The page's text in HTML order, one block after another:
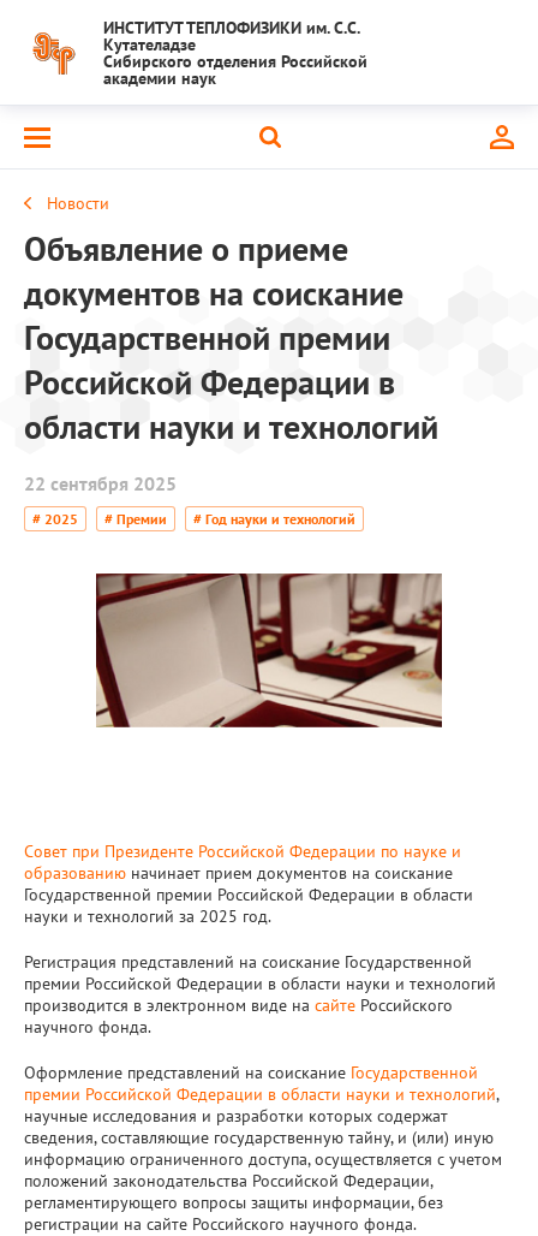
ИНСТИТУТ ТЕПЛОФИЗИКИ им. С.С.
Кутателадзе
Сибирского отделения Российской
академии наук
Новости
Объявление о приеме
документов на соискание
Государственной премии
Российской Федерации в
области науки и технологий
22 сентября 2025
# 2025 # Премии # Год науки и технологий
Совет при Президенте Российской Федерации по науке и
образованию начинает прием документов на соискание
Государственной премии Российской Федерации в области
науки и технологий за 2025 год.
Регистрация представлений на соискание Государственной
премии Российской Федерации в области науки и технологий
производится в электронном виде на сайте Российского
научного фонда.
Оформление представлений на соискание Государственной
премии Российской Федерации в области науки и технологий,
научные исследования и разработки которых содержат
сведения, составляющие государственную тайну, и (или) иную
информацию ограниченного доступа, осуществляется с учетом
положений законодательства Российской Федерации,
регламентирующего вопросы защиты информации, без
регистрации на сайте Российского научного фонда.